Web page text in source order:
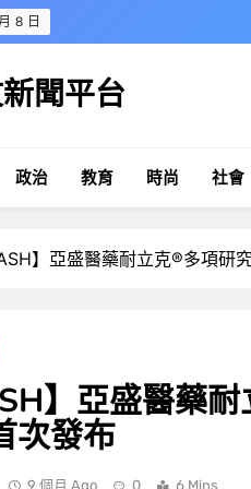
8 日
聞平台
政治 教育 時尚 社會
】亞盛醫藥耐立克®多項研
】亞盛醫藥
次發布
9 個月 Ago 0 6 Mins